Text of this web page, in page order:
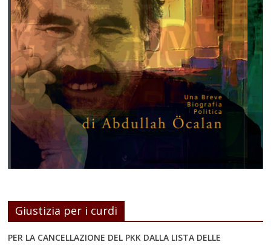
Giustizia per i curdi
PER LA CANCELLAZIONE DEL PKK DALLA LISTA DELLE